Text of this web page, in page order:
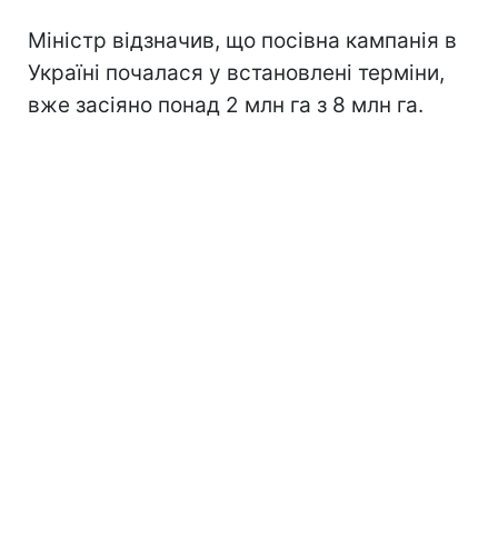
Міністр відзначив, що посівна кампанія в
Україні почалася у встановлені терміни,
вже засіяно понад 2 млн га з 8 млн га.